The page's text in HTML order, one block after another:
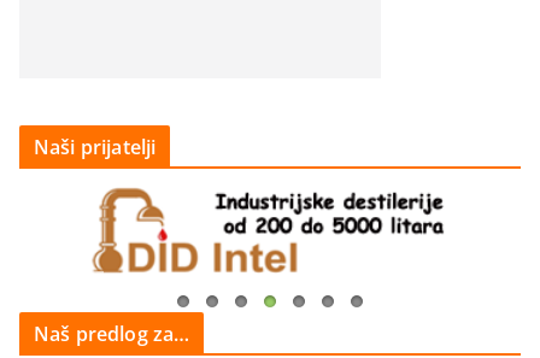
Naši prijatelji
Naš predlog za…